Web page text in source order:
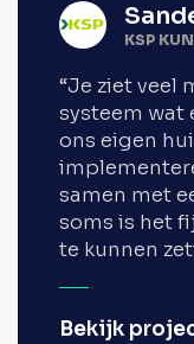
KSP
“Je ziet veel
systeem wat
ons eigen
samen met
soms is het
te kunnen
Bekijk